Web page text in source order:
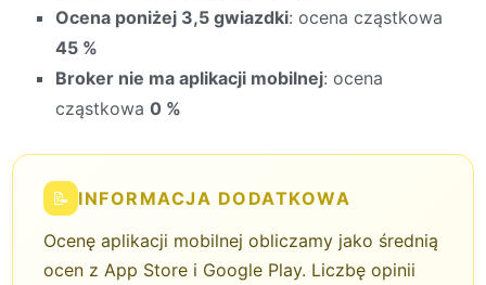
Ocena poniżej 3,5 gwiazdki: ocena cząstkowa
45 %
Broker nie ma aplikacji mobilnej: ocena
cząstkowa 0 %
📝 INFORMACJA DODATKOWA
Ocenę aplikacji mobilnej obliczamy jako średnią
ocen z App Store i Google Play. Liczbę opinii